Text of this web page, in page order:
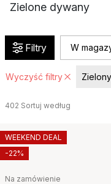
Zielone dywany
Filtry W
Wyczyść filtry Zielony
402 Sortuj według
Na zamówienie
WEEKEND DEAL
-22%